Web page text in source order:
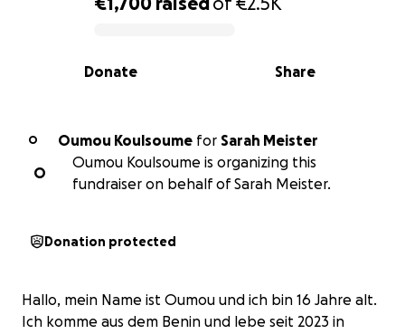
0% complete
Share
Donate
O Oumou Koulsoume for Sarah Meister
O
Oumou Koulsoume is organizing this
fundraiser on behalf of Sarah Meister.
Donation protected
Hallo, mein Name ist Oumou und ich bin 16 Jahre alt.
Ich komme aus dem Benin und lebe seit 2023 in